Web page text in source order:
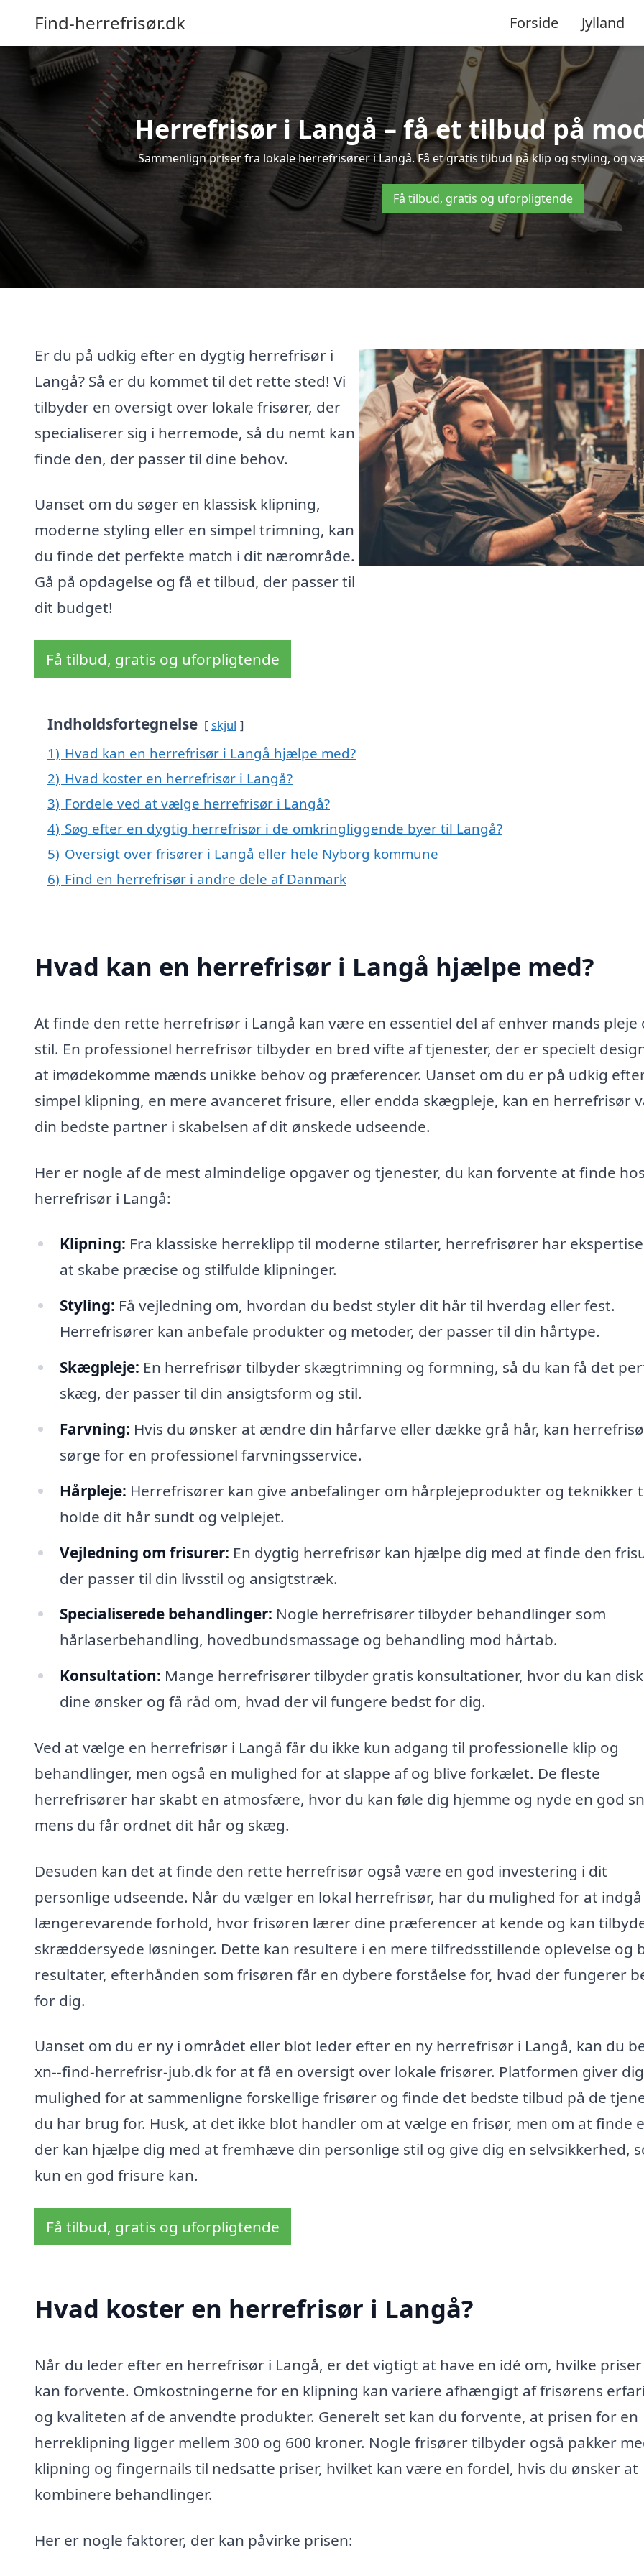
Find-herrefrisør.dk Forside Jylland
Herrefrisør i Langå – få et tilbud på
Sammenlign priser fra lokale herrefrisører i Langå. Få et gratis tilbud på klip og styling, og
Få tilbud, gratis og uforpligtende
Er du på udkig efter en dygtig herrefrisør i
Langå? Så er du kommet til det rette sted! Vi
tilbyder en oversigt over lokale frisører, der
specialiserer sig i herremode, så du nemt kan
finde den, der passer til dine behov.
Uanset om du søger en klassisk klipning,
moderne styling eller en simpel trimning, kan
du finde det perfekte match i dit nærområde.
Gå på opdagelse og få et tilbud, der passer til
dit budget!
Få tilbud, gratis og uforpligtende
Indholdsfortegnelse skjul
1) Hvad kan en herrefrisør i Langå hjælpe med?
2) Hvad koster en herrefrisør i Langå?
3) Fordele ved at vælge herrefrisør i Langå?
4) Søg efter en dygtig herrefrisør i de omkringliggende byer til Langå?
5) Oversigt over frisører i Langå eller hele Nyborg kommune
6) Find en herrefrisør i andre dele af Danmark
Hvad kan en herrefrisør i Langå hjælpe med?
At finde den rette herrefrisør i Langå kan være en essentiel del af enhver mands pleje
stil. En professionel herrefrisør tilbyder en bred vifte af tjenester, der er specielt
at imødekomme mænds unikke behov og præferencer. Uanset om du er på udkig
simpel klipning, en mere avanceret frisure, eller endda skægpleje, kan en herrefrisør
din bedste partner i skabelsen af dit ønskede udseende.
Her er nogle af de mest almindelige opgaver og tjenester, du kan forvente at finde
herrefrisør i Langå:
Klipning: Fra klassiske herreklipp til moderne stilarter, herrefrisører har
at skabe præcise og stilfulde klipninger.
Styling: Få vejledning om, hvordan du bedst styler dit hår til hverdag eller fest.
Herrefrisører kan anbefale produkter og metoder, der passer til din hårtype.
Skægpleje: En herrefrisør tilbyder skægtrimning og formning, så du kan få det
skæg, der passer til din ansigtsform og stil.
Farvning: Hvis du ønsker at ændre din hårfarve eller dække grå hår, kan
sørge for en professionel farvningsservice.
Hårpleje: Herrefrisører kan give anbefalinger om hårplejeprodukter og teknikker
holde dit hår sundt og velplejet.
Vejledning om frisurer: En dygtig herrefrisør kan hjælpe dig med at finde den
der passer til din livsstil og ansigtstræk.
Specialiserede behandlinger: Nogle herrefrisører tilbyder behandlinger som
hårlaserbehandling, hovedbundsmassage og behandling mod hårtab.
Konsultation: Mange herrefrisører tilbyder gratis konsultationer, hvor du kan
dine ønsker og få råd om, hvad der vil fungere bedst for dig.
Ved at vælge en herrefrisør i Langå får du ikke kun adgang til professionelle klip og
behandlinger, men også en mulighed for at slappe af og blive forkælet. De fleste
herrefrisører har skabt en atmosfære, hvor du kan føle dig hjemme og nyde en god
mens du får ordnet dit hår og skæg.
Desuden kan det at finde den rette herrefrisør også være en god investering i dit
personlige udseende. Når du vælger en lokal herrefrisør, har du mulighed for at
længerevarende forhold, hvor frisøren lærer dine præferencer at kende og kan
skræddersyede løsninger. Dette kan resultere i en mere tilfredsstillende oplevelse og
resultater, efterhånden som frisøren får en dybere forståelse for, hvad der fungerer
for dig.
Uanset om du er ny i området eller blot leder efter en ny herrefrisør i Langå, kan du
xn--find-herrefrisr-jub.dk for at få en oversigt over lokale frisører. Platformen giver dig
mulighed for at sammenligne forskellige frisører og finde det bedste tilbud på de
du har brug for. Husk, at det ikke blot handler om at vælge en frisør, men om at finde
der kan hjælpe dig med at fremhæve din personlige stil og give dig en selvsikkerhed,
kun en god frisure kan.
Få tilbud, gratis og uforpligtende
Hvad koster en herrefrisør i Langå?
Når du leder efter en herrefrisør i Langå, er det vigtigt at have en idé om, hvilke
kan forvente. Omkostningerne for en klipning kan variere afhængigt af frisørens
og kvaliteten af de anvendte produkter. Generelt set kan du forvente, at prisen for en
herreklipning ligger mellem 300 og 600 kroner. Nogle frisører tilbyder også pakker
klipning og fingernails til nedsatte priser, hvilket kan være en fordel, hvis du ønsker at
kombinere behandlinger.
Her er nogle faktorer, der kan påvirke prisen: